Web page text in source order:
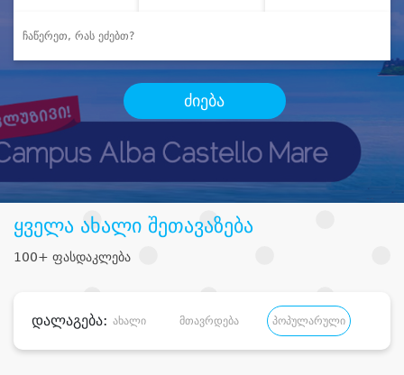
ძიება
ყველა ახალი შეთავაზება
100+ ფასდაკლება
დალაგება: ახალი მთავრდება პოპულარული